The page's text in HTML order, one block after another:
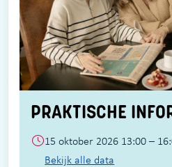
PRAKTISCHE
15 oktober 2026 13:00 –
Bekijk alle data